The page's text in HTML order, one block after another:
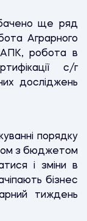
ще ряд
Аграрного
АПК, робота в
с/г
досліджень
порядку
з бюджетом
і зміни в
бізнес
тиждень